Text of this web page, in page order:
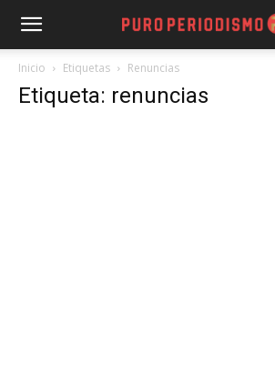
Inicio Etiquetas Renuncias
Etiqueta: renuncias